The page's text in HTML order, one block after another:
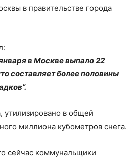
в правительстве города
в Москве выпало 22
составляет более половины
утилизировано в общей
миллиона кубометров снега.
сейчас коммунальщики